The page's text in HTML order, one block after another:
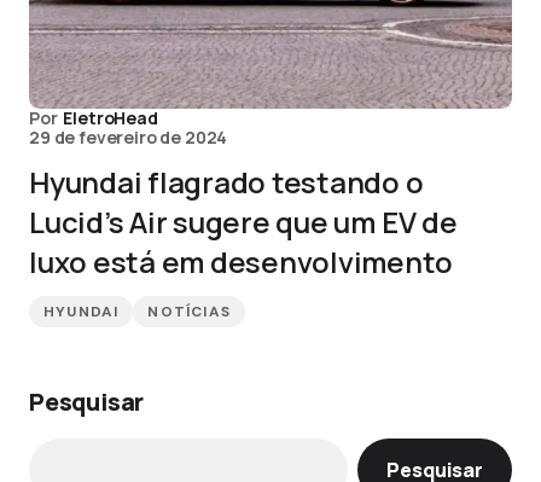
Por EletroHead
29 de fevereiro de 2024
Hyundai flagrado testando o
Lucid’s Air sugere que um EV de
luxo está em desenvolvimento
HYUNDAI NOTÍCIAS
Pesquisar
Pesquisar